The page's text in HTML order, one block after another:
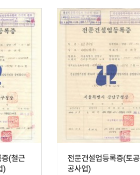
(철근
)
전문건설업등록증(토공
공사업)